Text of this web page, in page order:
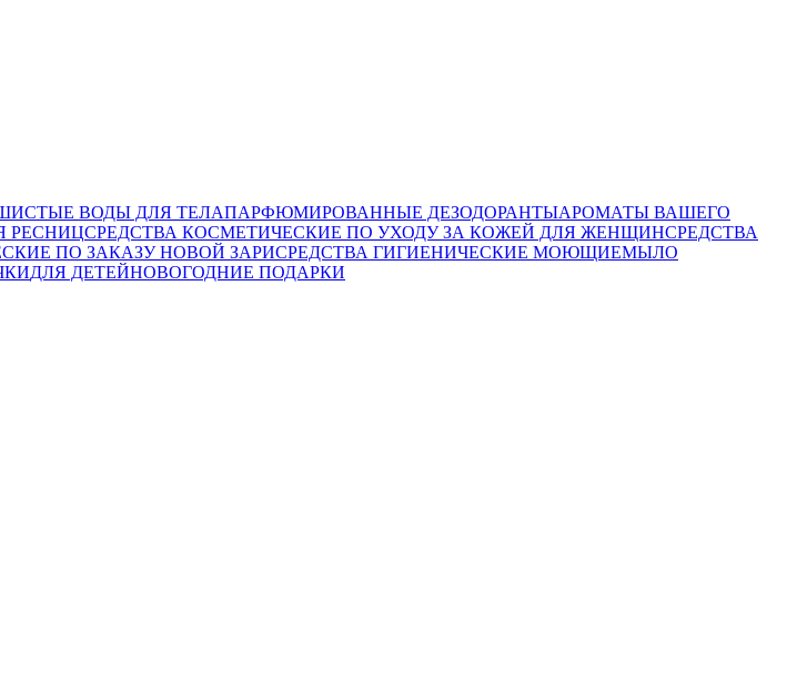
ВОДЫ ДЛЯ ТЕЛАПАРФЮМИРОВАННЫЕ ДЕЗОДОРАНТЫАРОМАТЫ ВАШЕГО
РЕСНИЦСРЕДСТВА КОСМЕТИЧЕСКИЕ ПО УХОДУ ЗА КОЖЕЙ ДЛЯ ЖЕНЩИНСРЕДСТВА
ПО ЗАКАЗУ НОВОЙ ЗАРИСРЕДСТВА ГИГИЕНИЧЕСКИЕ МОЮЩИЕМЫЛО
ДЛЯ ДЕТЕЙНОВОГОДНИЕ ПОДАРКИ